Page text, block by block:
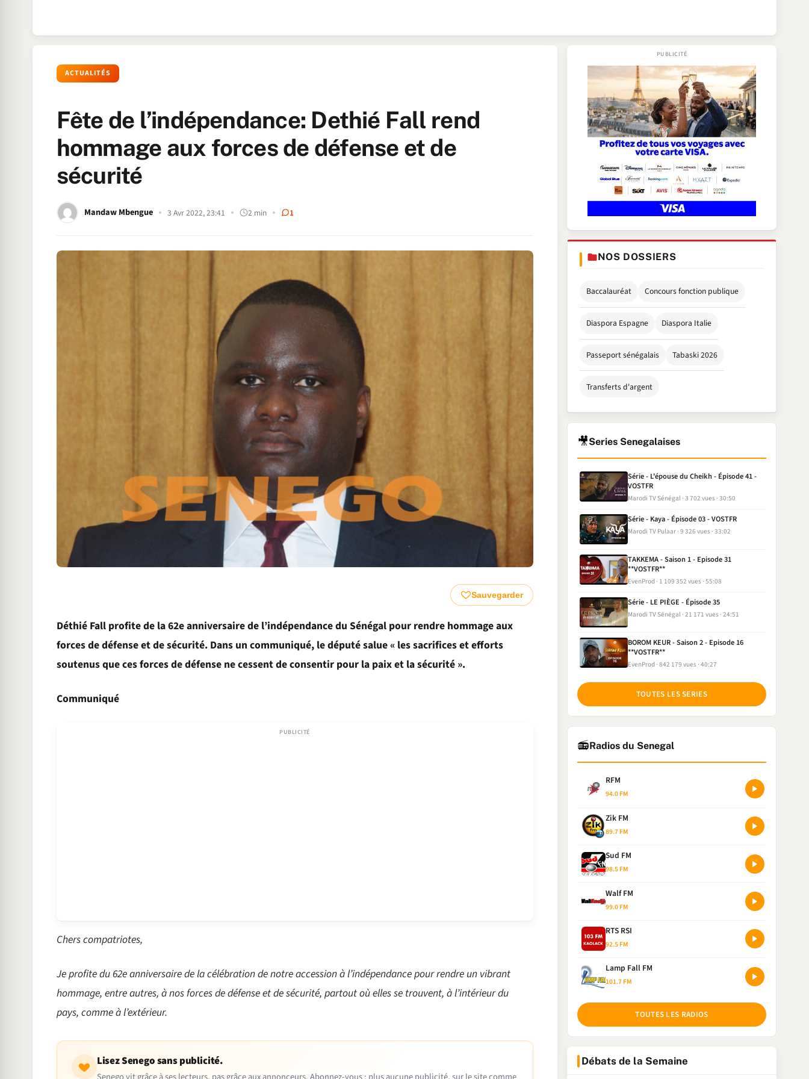
ACTUALITÉS
Fête de l’indépendance: Dethié Fall rend
hommage aux forces de défense et de
sécurité
Mandaw Mbengue 3 Avr 2022, 23:41 2 min 1
Sauvegarder
Déthié Fall profite de la 62e anniversaire de l’indépendance du Sénégal pour rendre hommage aux
forces de défense et de sécurité. Dans un communiqué, le député salue « les sacrifices et efforts
soutenus que ces forces de défense ne cessent de consentir pour la paix et la sécurité ».
Communiqué
Chers compatriotes,
Je profite du 62e anniversaire de la célébration de notre accession à l’indépendance pour rendre un vibrant
hommage, entre autres, à nos forces de défense et de sécurité, partout où elles se trouvent, à l’intérieur du
pays, comme à l’extérieur.
Lisez Senego sans publicité.
NOS DOSSIERS
Baccalauréat Concours fonction publique
Diaspora Espagne Diaspora Italie
Passeport sénégalais Tabaski 2026
Transferts d'argent
🎥Series Senegalaises
Série - L'épouse du Cheikh - Épisode 41 -
VOSTFR
Marodi TV Sénégal 3 702 vues 30:50
Série - Kaya - Épisode 03 - VOSTFR
Marodi TV Pulaar 9 326 vues 33:02
TAKKEMA - Saison 1 - Episode 31
**VOSTFR**
EvenProd 1 109 352 vues 55:08
Série - LE PIÈGE - Épisode 35
Marodi TV Sénégal 21 171 vues 24:51
BOROM KEUR - Saison 2 - Episode 16
**VOSTFR**
EvenProd 842 179 vues 40:27
TOUTES LES SERIES
📻Radios du Senegal
RFM
94.0 FM
Zik FM
89.7 FM
Sud FM
98.5 FM
Walf FM
99.0 FM
RTS RSI
92.5 FM
Lamp Fall FM
101.7 FM
TOUTES LES RADIOS
Débats de la Semaine